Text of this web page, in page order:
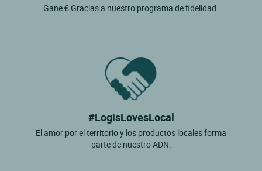
Gane € Gracias a nuestro programa de fidelidad.
#LogisLovesLocal
El amor por el territorio y los productos locales forma
parte de nuestro ADN.